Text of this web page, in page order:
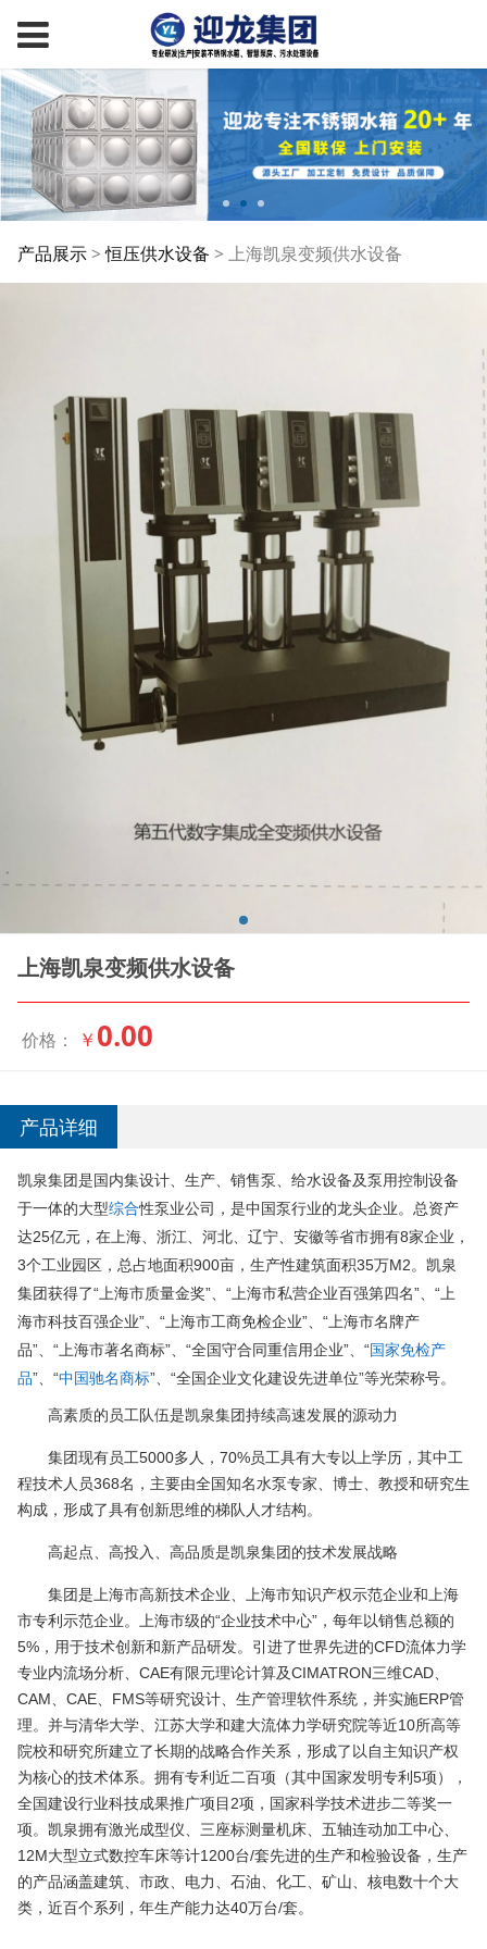
上海凯泉变频供水设备
产品展示>恒压供水设备 > 上海凯泉变频供水设备
上海凯泉变频供水设备
价格： ￥ 0.00
产品详细
凯泉集团是国内集设计、生产、销售泵、给水设备及泵用控制设备
于一体的大型综合性泵业公司，是中国泵行业的龙头企业。总资产
达25亿元，在上海、浙江、河北、辽宁、安徽等省市拥有8家企业，
3个工业园区，总占地面积900亩，生产性建筑面积35万M2。凯泉
集团获得了“上海市质量金奖”、“上海市私营企业百强第四名”、“上
海市科技百强企业”、“上海市工商免检企业”、“上海市名牌产
品”、“上海市著名商标”、“全国守合同重信用企业”、“国家免检产
品”、“中国驰名商标”、“全国企业文化建设先进单位”等光荣称号。
高素质的员工队伍是凯泉集团持续高速发展的源动力
集团现有员工5000多人，70%员工具有大专以上学历，其中工
程技术人员368名，主要由全国知名水泵专家、博士、教授和研究生
构成，形成了具有创新思维的梯队人才结构。
高起点、高投入、高品质是凯泉集团的技术发展战略
集团是上海市高新技术企业、上海市知识产权示范企业和上海
市专利示范企业。上海市级的“企业技术中心”，每年以销售总额的
5%，用于技术创新和新产品研发。引进了世界先进的CFD流体力学
专业内流场分析、CAE有限元理论计算及CIMATRON三维CAD、
CAM、CAE、FMS等研究设计、生产管理软件系统，并实施ERP管
理。并与清华大学、江苏大学和建大流体力学研究院等近10所高等
院校和研究所建立了长期的战略合作关系，形成了以自主知识产权
为核心的技术体系。拥有专利近二百项（其中国家发明专利5项），
全国建设行业科技成果推广项目2项，国家科学技术进步二等奖一
项。凯泉拥有激光成型仪、三座标测量机床、五轴连动加工中心、
12M大型立式数控车床等计1200台/套先进的生产和检验设备，生产
的产品涵盖建筑、市政、电力、石油、化工、矿山、核电数十个大
类，近百个系列，年生产能力达40万台/套。